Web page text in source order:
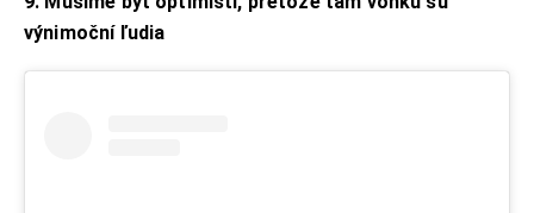
výnimoční ľudia